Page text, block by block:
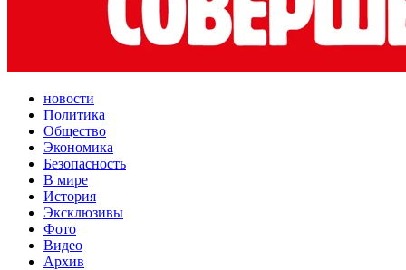
новости
Политика
Общество
Экономика
Безопасность
В мире
История
Эксклюзивы
Фото
Видео
Архив